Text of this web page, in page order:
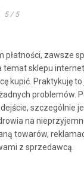
5 / 5
płatności, zawsze
temat sklepu
kupić. Praktykuję to
problemów.
szczególnie
na
towarów,
z sprzedawcą.